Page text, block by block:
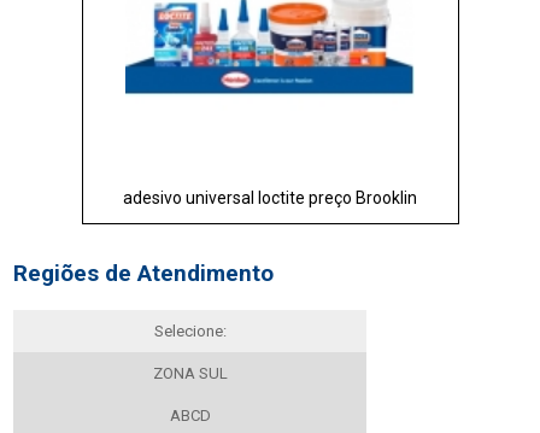
adesivo universal loctite preço Brooklin
Regiões de Atendimento
Selecione:
ZONA SUL
ABCD